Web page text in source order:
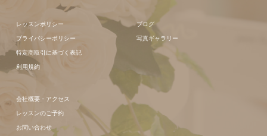
レッスンポリシー
プライバシーポリシー
特定商取引に基づく表記
利用規約
ブログ
写真ギャラリー
会社概要・アクセス
レッスンのご予約
お問い合わせ